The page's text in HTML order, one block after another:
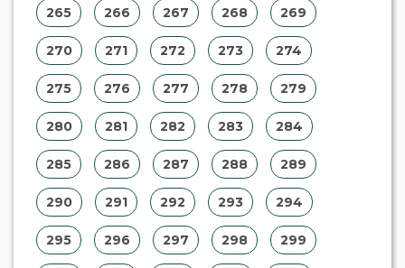
265 266 267 268 269
270 271 272 273 274
275 276 277 278 279
280 281 282 283 284
285 286 287 288 289
290 291 292 293 294
295 296 297 298 299